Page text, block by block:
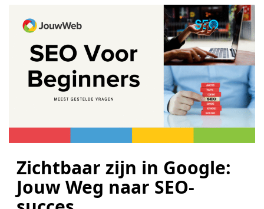
Zichtbaar zijn in Google:
Jouw Weg naar SEO-